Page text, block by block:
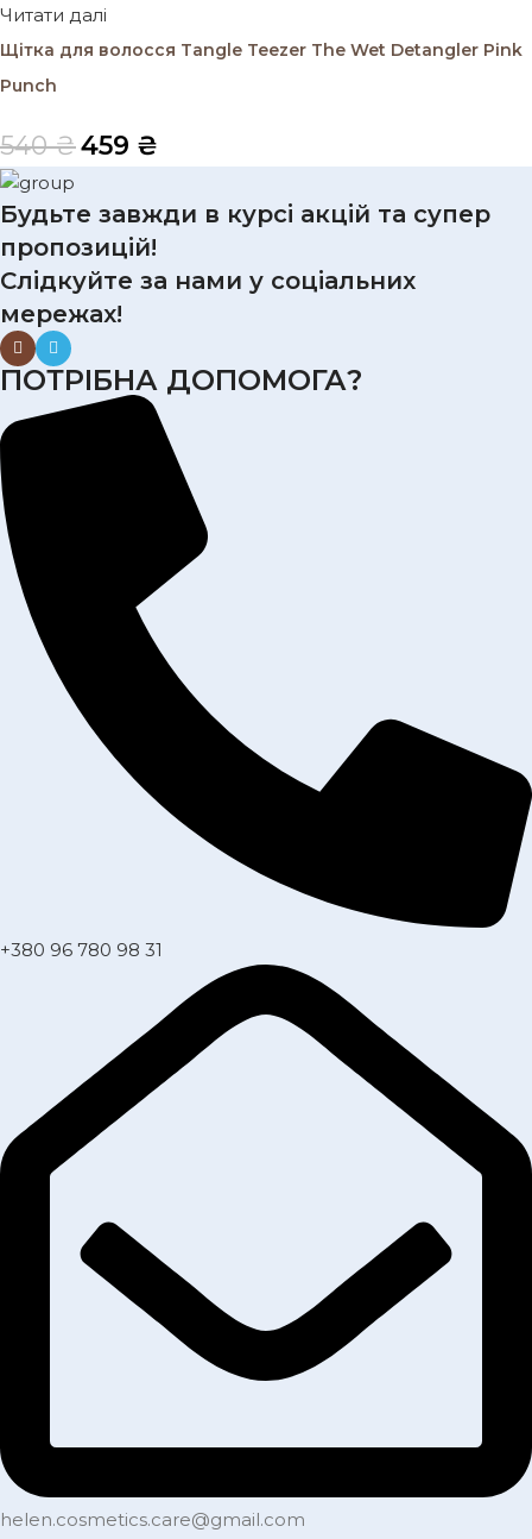
Читати далі
Щітка для волосся Tangle Teezer The Wet Detangler Pink
Punch
540₴459 ₴
Будьте завжди в курсі акцій та супер
пропозицій!
Слідкуйте за нами у соціальних
мережах!
ПОТРІБНА ДОПОМОГА?
+380 96 780 98 31
helen.cosmetics.care@gmail.com